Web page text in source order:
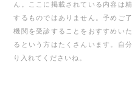
ん。
ここに掲載されている内容は
するものではありません。予めご
機関を受診することをおすすめいた
るという方はたくさんいます。自
り入れてくださいね。